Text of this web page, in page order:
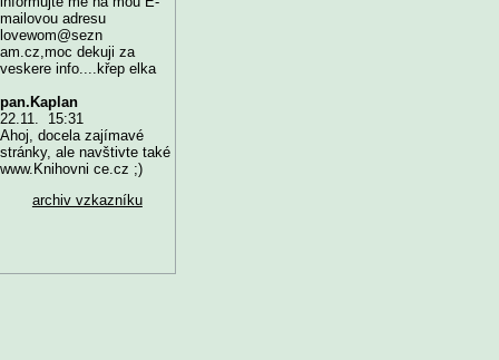
mailovou adresu
lovewom@sezn
am.cz,moc dekuji za
veskere info....křep elka
pan.Kaplan
22.11. 15:31
Ahoj, docela zajímavé
stránky, ale navštivte také
www.Knihovni ce.cz ;)
archiv vzkazníku